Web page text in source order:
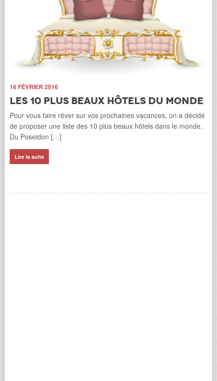
16 FÉVRIER 2016
Les 10 plus beaux hôtels du monde
Pour vous faire rêver sur vos prochaines vacances, on a décidé
de proposer une liste des 10 plus beaux hôtels dans le monde.
Du Poseidon […]
Lire la suite